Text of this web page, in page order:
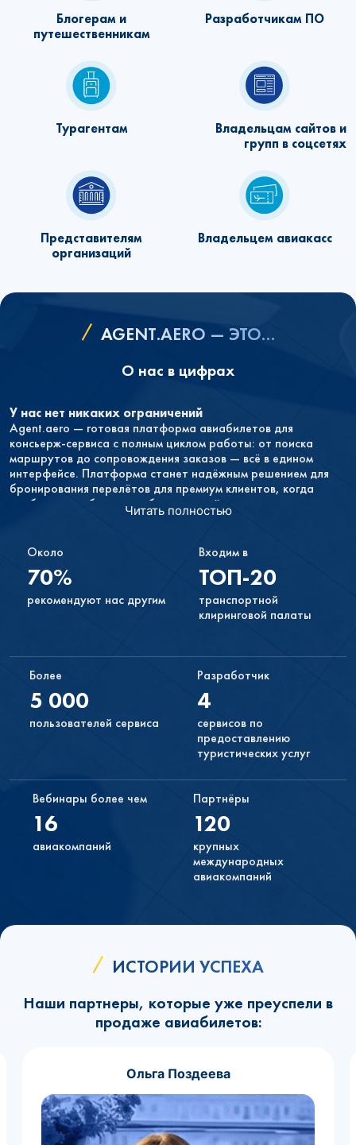
Блогерам и
путешественникам
Разработчикам ПО
Турагентам
Владельцам сайтов и
групп в соцсетях
Представителям
организаций
Владельцем авиакасс
AGENT.AERO — ЭТО…
О нас в цифрах
У нас нет никаких ограничений
Agent.aero — готовая платформа авиабилетов для
консьерж-сервиса с полным циклом работы: от поиска
маршрутов до сопровождения заказов — всё в едином
интерфейсе. Платформа станет надёжным решением для
бронирования перелётов для премиум клиентов, когда
необходимо обеспечить безупречный сервис, мгновенное
оформление и комфортную работу менеджеров.
У вас не будет никаких обязательств
или вам просто не понравится иметь форму поиска на своём
сайте, вы в любой момент можете прекратить
сотрудничество с нами.
очень просто
Поэтому работать с ними можно и самостоятельно. Если у
вас возникнут какие-либо трудности, вы всегда можете
обратиться в нашу службу поддержки в Дзержинске.
Консультанты и менеджеры работают круглосуточно.
Вы можете зарабатывать на продаже одной или
Настраивайте форму поиска отелей и авиабилетов по
своему усмотрению. Вы можете продавать через наш
сервис все доступные услуги или только те, которые
пожелаете.
Читать полностью
Около
70%
рекомендуют нас другим
Входим в
ТОП-20
транспортной
клиринговой палаты
Более
5 000
пользователей сервиса
Разработчик
4
сервисов по
предоставлению
туристических услуг
Вебинары более чем
16
авиакомпаний
Партнёры
120
крупных
международных
авиакомпаний
ИСТОРИИ УСПЕХА
Наши партнеры, которые уже преуспели в
продаже авиабилетов:
Ольга Поздеева